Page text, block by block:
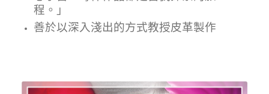
程。」
善於以深入淺出的方式教授皮革製作